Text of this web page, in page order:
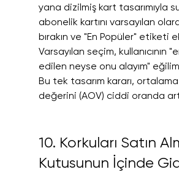
yana dizilmiş kart tasarımıyla
abonelik kartını varsayılan
bırakın ve "En Popüler" etiketi
Varsayılan seçim, kullanıcının
edilen neyse onu alayım"
Bu tek tasarım kararı,
değerini (AOV) ciddi oranda
10. Korkuları Satın
Kutusunun İçinde